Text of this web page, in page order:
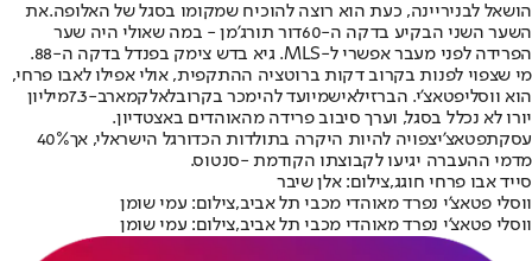
הושאל לבניריינה, כעת הוא רוצה להוכיח שמקומו בסגל של האלופה.את
השער השני הבקיע בדקה ה-60דור תורג'מן - במה שאולי היה שער
הפרידה לפני מעבר אפשרי ל-MLS. גיא בדש צימק בפנדל בדקה ה-88
.
מי שצפוי לפנות בקרוב דקות ברוטציה ההתקפית, אולי אפילו לאבו פרחי,
הוא ווסליפטאצ'י. הברזילאישמיועד להימכר בקרובלאלקמארב- 7.3 מיליון
יורו לא נכלל בסגל, וערך סיבוב פרידה מהאוהדים באצטדיון.
עסקתפטאצ'יצפויה להיות היקרה בתולדות הכדורגל הישראלי, אך 40%
מדמי ההעברה יגיעו לקבוצתו הקודמת -סנטוס.
סייד אבו פרחי חוגג,צילום: אלן שיבר
ווסלי פטאצ'י נפרד מאוהדי מכבי תל אביב,צילום: עמי שומן
ווסלי פטאצ'י נפרד מאוהדי מכבי תל אביב,צילום: עמי שומן